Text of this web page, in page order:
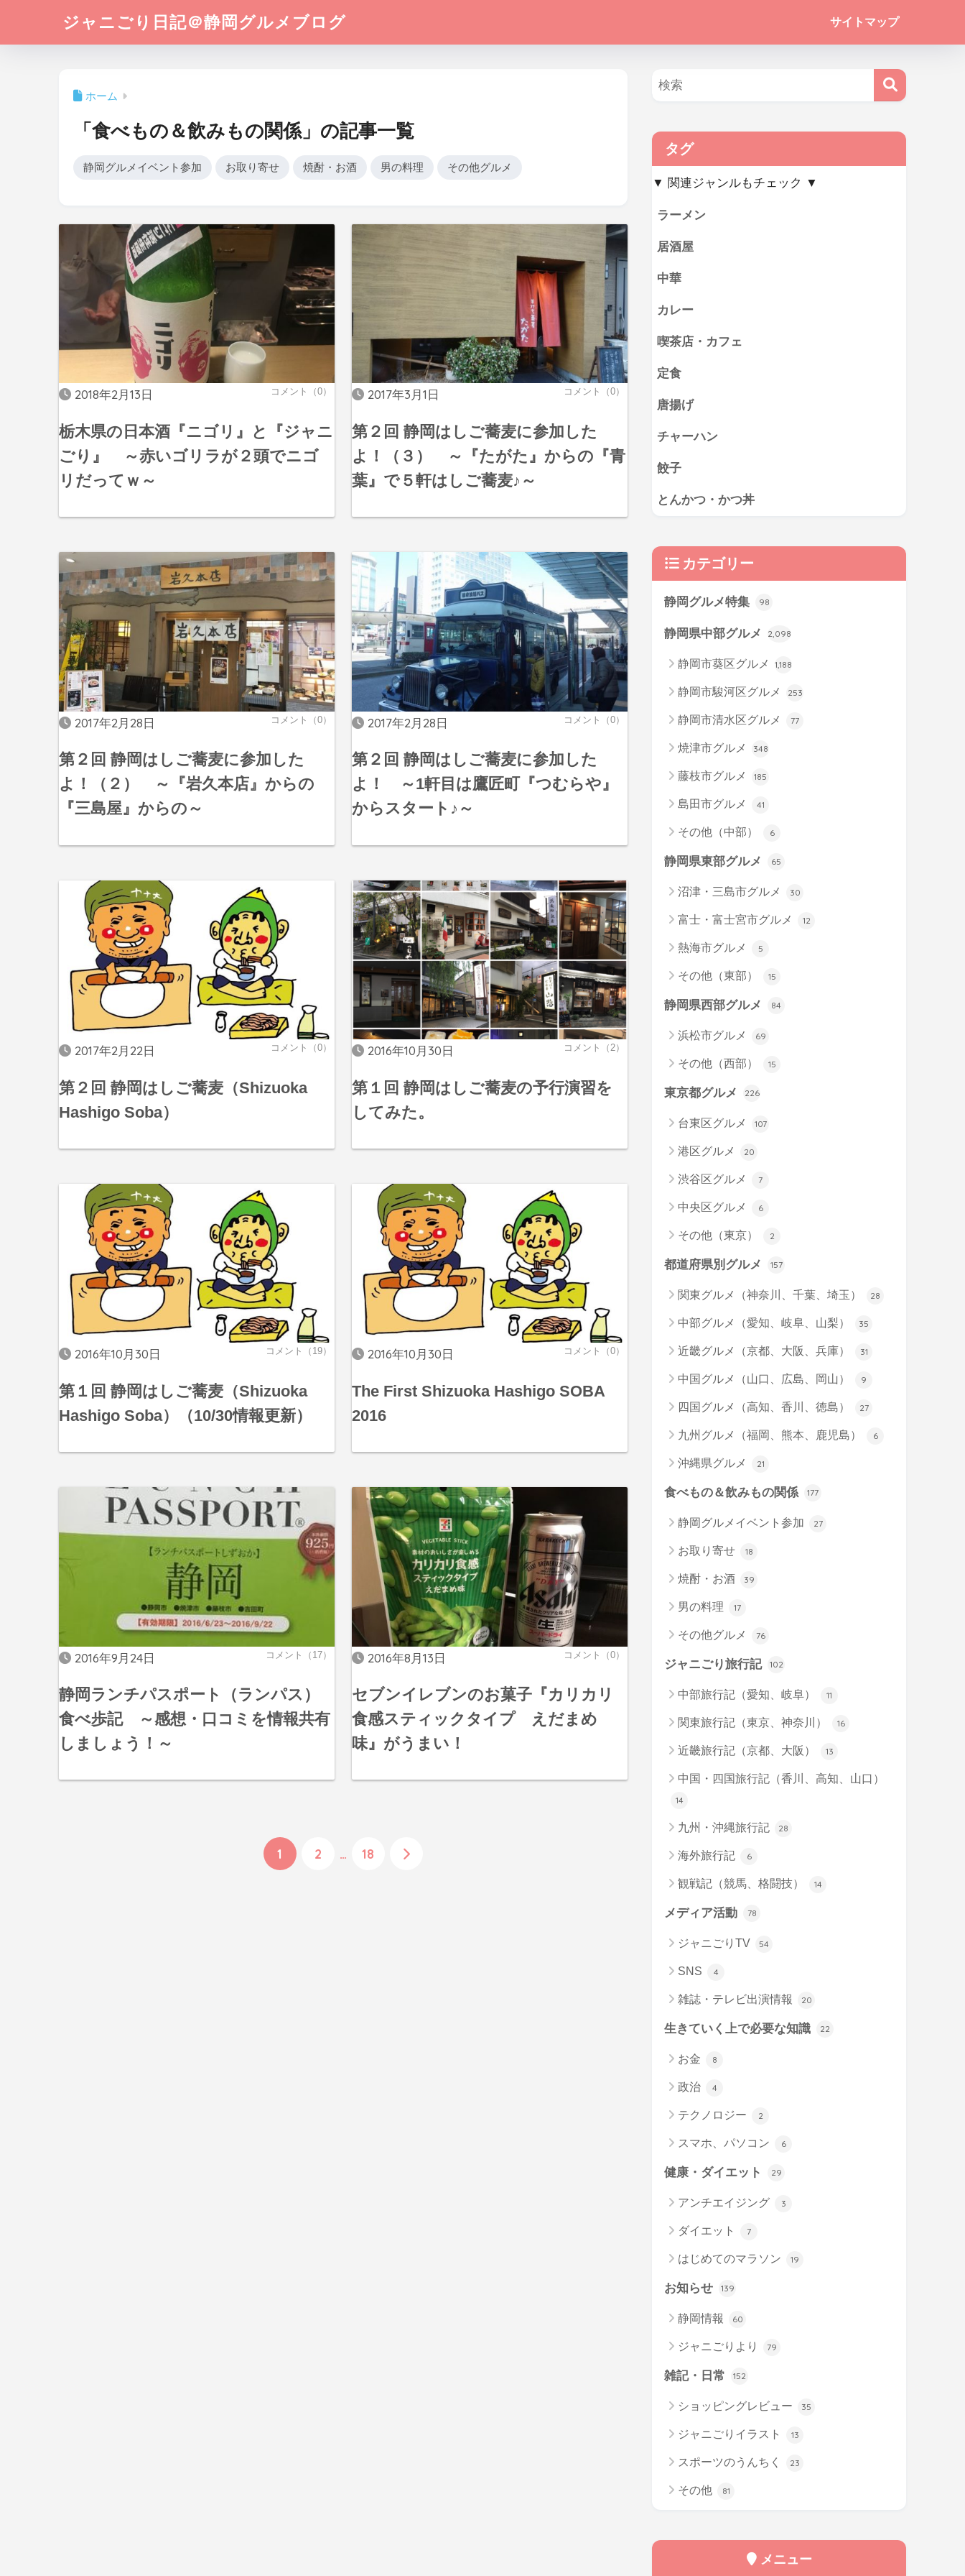
ジャニごり日記＠静岡グルメブログ サイトマップ
ホーム
「食べもの＆飲みもの関係」の記事一覧
静岡グルメイベント参加 お取り寄せ 焼酎・お酒 男の料理 その他グルメ
2018年2月13日 コメント（0）
栃木県の日本酒『ニゴリ』と『ジャニ
ごり』 ～赤いゴリラが２頭でニゴ
リだってｗ～
2017年3月1日 コメント（0）
第２回 静岡はしご蕎麦に参加した
よ！（３） ～『たがた』からの『青
葉』で５軒はしご蕎麦♪～
2017年2月28日 コメント（0）
第２回 静岡はしご蕎麦に参加した
よ！（２） ～『岩久本店』からの
『三島屋』からの～
2017年2月28日 コメント（0）
第２回 静岡はしご蕎麦に参加した
よ！ ～1軒目は鷹匠町『つむらや』
からスタート♪～
2017年2月22日 コメント（0）
第２回 静岡はしご蕎麦（Shizuoka
Hashigo Soba）
2016年10月30日 コメント（2）
第１回 静岡はしご蕎麦の予行演習を
してみた。
2016年10月30日 コメント（19）
第１回 静岡はしご蕎麦（Shizuoka
Hashigo Soba）（10/30情報更新）
2016年10月30日 コメント（0）
The First Shizuoka Hashigo SOBA
2016
2016年9月24日 コメント（17）
静岡ランチパスポート（ランパス）
食べ歩記 ～感想・口コミを情報共有
しましょう！～
2016年8月13日 コメント（0）
セブンイレブンのお菓子『カリカリ
食感スティックタイプ えだまめ
味』がうまい！
1 2 … 18
タグ
▼ 関連ジャンルもチェック ▼
ラーメン
居酒屋
中華
カレー
喫茶店・カフェ
定食
唐揚げ
チャーハン
餃子
とんかつ・かつ丼
カテゴリー
静岡グルメ特集 98
静岡県中部グルメ 2,098
静岡市葵区グルメ 1,188
静岡市駿河区グルメ 253
静岡市清水区グルメ 77
焼津市グルメ 348
藤枝市グルメ 185
島田市グルメ 41
その他（中部） 6
静岡県東部グルメ 65
沼津・三島市グルメ 30
富士・富士宮市グルメ 12
熱海市グルメ 5
その他（東部） 15
静岡県西部グルメ 84
浜松市グルメ 69
その他（西部） 15
東京都グルメ 226
台東区グルメ 107
港区グルメ 20
渋谷区グルメ 7
中央区グルメ 6
その他（東京） 2
都道府県別グルメ 157
関東グルメ（神奈川、千葉、埼玉） 28
中部グルメ（愛知、岐阜、山梨） 35
近畿グルメ（京都、大阪、兵庫） 31
中国グルメ（山口、広島、岡山） 9
四国グルメ（高知、香川、徳島） 27
九州グルメ（福岡、熊本、鹿児島） 6
沖縄県グルメ 21
食べもの＆飲みもの関係 177
静岡グルメイベント参加 27
お取り寄せ 18
焼酎・お酒 39
男の料理 17
その他グルメ 76
ジャニごり旅行記 102
中部旅行記（愛知、岐阜） 11
関東旅行記（東京、神奈川） 16
近畿旅行記（京都、大阪） 13
中国・四国旅行記（香川、高知、山口）
14
九州・沖縄旅行記 28
海外旅行記 6
観戦記（競馬、格闘技） 14
メディア活動 78
ジャニごりTV 54
SNS 4
雑誌・テレビ出演情報 20
生きていく上で必要な知識 22
お金 8
政治 4
テクノロジー 2
スマホ、パソコン 6
健康・ダイエット 29
アンチエイジング 3
ダイエット 7
はじめてのマラソン 19
お知らせ 139
静岡情報 60
ジャニごりより 79
雑記・日常 152
ショッピングレビュー 35
ジャニごりイラスト 13
スポーツのうんちく 23
その他 81
メニュー